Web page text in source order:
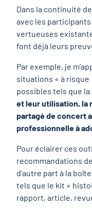
Dans la continuité
avec les
vertueuses
font déjà leurs
Par exemple, je
situations « à risque
possibles tels que la
et leur utilisation, la
partagé de concert
professionnelle à
Pour éclairer ces
recommandations
d’autre part à la
tels que le kit «
rapport, article,